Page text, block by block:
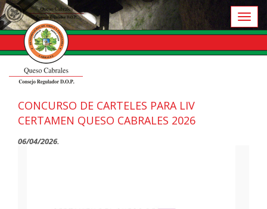
Toggle
CONCURSO DE CARTELES PARA LIV
CERTAMEN QUESO CABRALES 2026
06/04/2026.